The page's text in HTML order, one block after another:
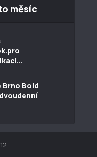
měsíc
Brno Bold